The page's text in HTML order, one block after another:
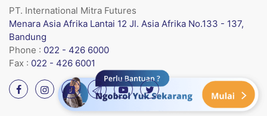
PT. International Mitra Futures
Menara Asia Afrika Lantai 12 Jl. Asia Afrika No.133 - 137,
Bandung
Phone : 022 - 426 6000
Fax : 022 - 426 6001